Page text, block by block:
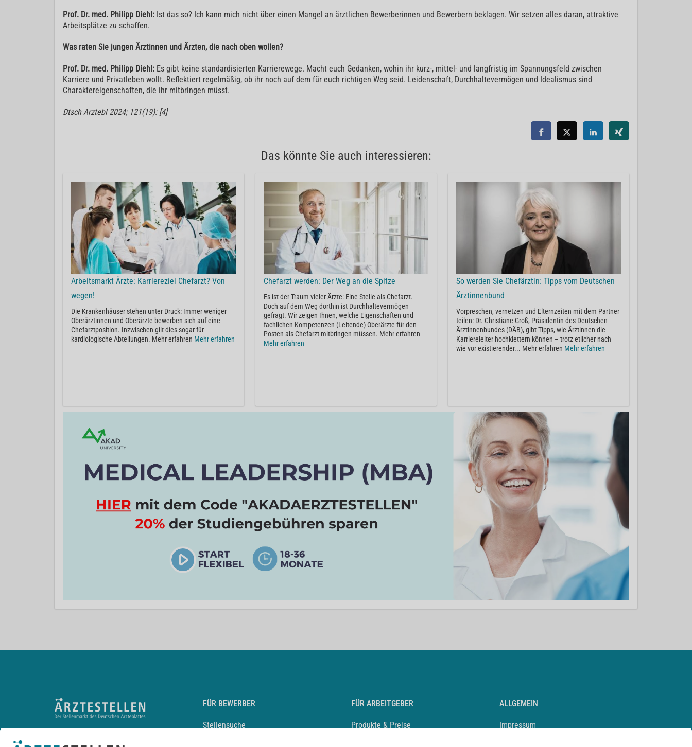
Prof. Dr. med. Philipp Diehl: Ist das so? Ich kann mich nicht über einen Mangel an ärztlichen Bewerberinnen und Bewerbern beklagen. Wir setzen alles daran, attraktive
Arbeitsplätze zu schaffen.
Was raten Sie jungen Ärztinnen und Ärzten, die nach oben wollen?
Prof. Dr. med. Philipp Diehl: Es gibt keine standardisierten Karrierewege. Macht euch Gedanken, wohin ihr kurz-, mittel- und langfristig im Spannungsfeld zwischen
Karriere und Privatleben wollt. Reflektiert regelmäßig, ob ihr noch auf dem für euch richtigen Weg seid. Leidenschaft, Durchhaltevermögen und Idealismus sind
Charaktereigenschaften, die ihr mitbringen müsst.
Dtsch Arztebl 2024; 121(19): [4]
Das könnte Sie auch interessieren:
Arbeitsmarkt Ärzte: Karriereziel Chefarzt? Von
wegen!
Die Krankenhäuser stehen unter Druck: Immer weniger
Oberärztinnen und Oberärzte bewerben sich auf eine
Chefarztposition. Inzwischen gilt dies sogar für
kardiologische Abteilungen. Mehr erfahren Mehr erfahren
Chefarzt werden: Der Weg an die Spitze
Es ist der Traum vieler Ärzte: Eine Stelle als Chefarzt.
Doch auf dem Weg dorthin ist Durchhaltevermögen
gefragt. Wir zeigen Ihnen, welche Eigenschaften und
fachlichen Kompetenzen (Leitende) Oberärzte für den
Posten als Chefarzt mitbringen müssen. Mehr erfahren
Mehr erfahren
So werden Sie Chefärztin: Tipps vom Deutschen
Ärztinnenbund
Vorpreschen, vernetzen und Elternzeiten mit dem Partner
teilen: Dr. Christiane Groß, Präsidentin des Deutschen
Ärztinnenbundes (DÄB), gibt Tipps, wie Ärztinnen die
Karriereleiter hochklettern können – trotz etlicher nach
wie vor existierender... Mehr erfahren Mehr erfahren
FÜR BEWERBER
Stellensuche
FÜR ARBEITGEBER
Produkte & Preise
ALLGEMEIN
Impressum